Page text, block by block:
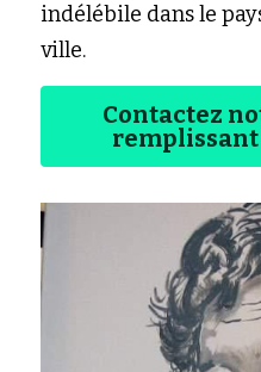
indélébile dans le
ville.
Contactez